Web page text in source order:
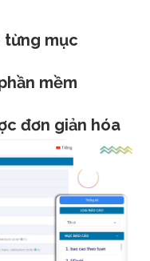
từng mục
mềm
đơn giản hóa